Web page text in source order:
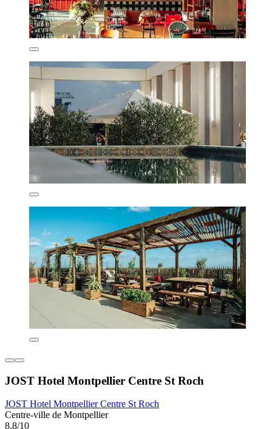
JOST Hotel Montpellier Centre St Roch
JOST Hotel Montpellier Centre St Roch
Centre-ville de Montpellier
8,8/10